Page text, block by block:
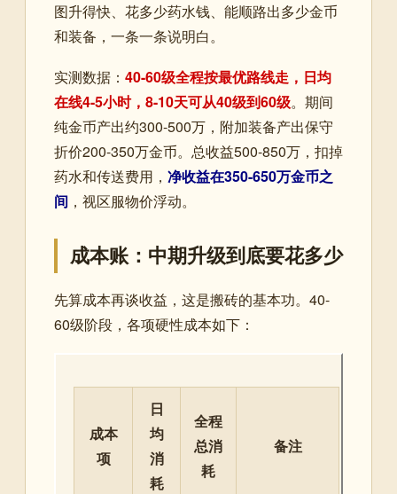
图升得快、花多少药水钱、能顺路出多少金币
和装备，一条一条说明白。
实测数据： 40-60级全程按最优路线走，日均
在线4-5小时，8-10天可从40级到60级。期间
纯金币产出约300-500万，附加装备产出保守
折价200-350万金币。总收益500-850万，扣掉
药水和传送费用， 净收益在350-650万金币之
间 ，视区服物价浮动。
成本账：中期升级到底要花多少
先算成本再谈收益，这是搬砖的基本功。40-
60级阶段，各项硬性成本如下：
成本
项
日
均
消
耗
全程
总消
耗
备注